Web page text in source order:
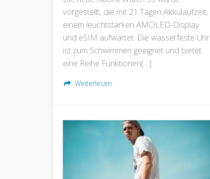
vorgestellt, die mit 21 Tagen Akkulaufzeit,
einem leuchtstarken AMOLED-Display
und eSIM aufwartet. Die wasserfeste Uhr
ist zum Schwimmen geeignet und bietet
eine Reihe Funktionen[…]
Weiterlesen